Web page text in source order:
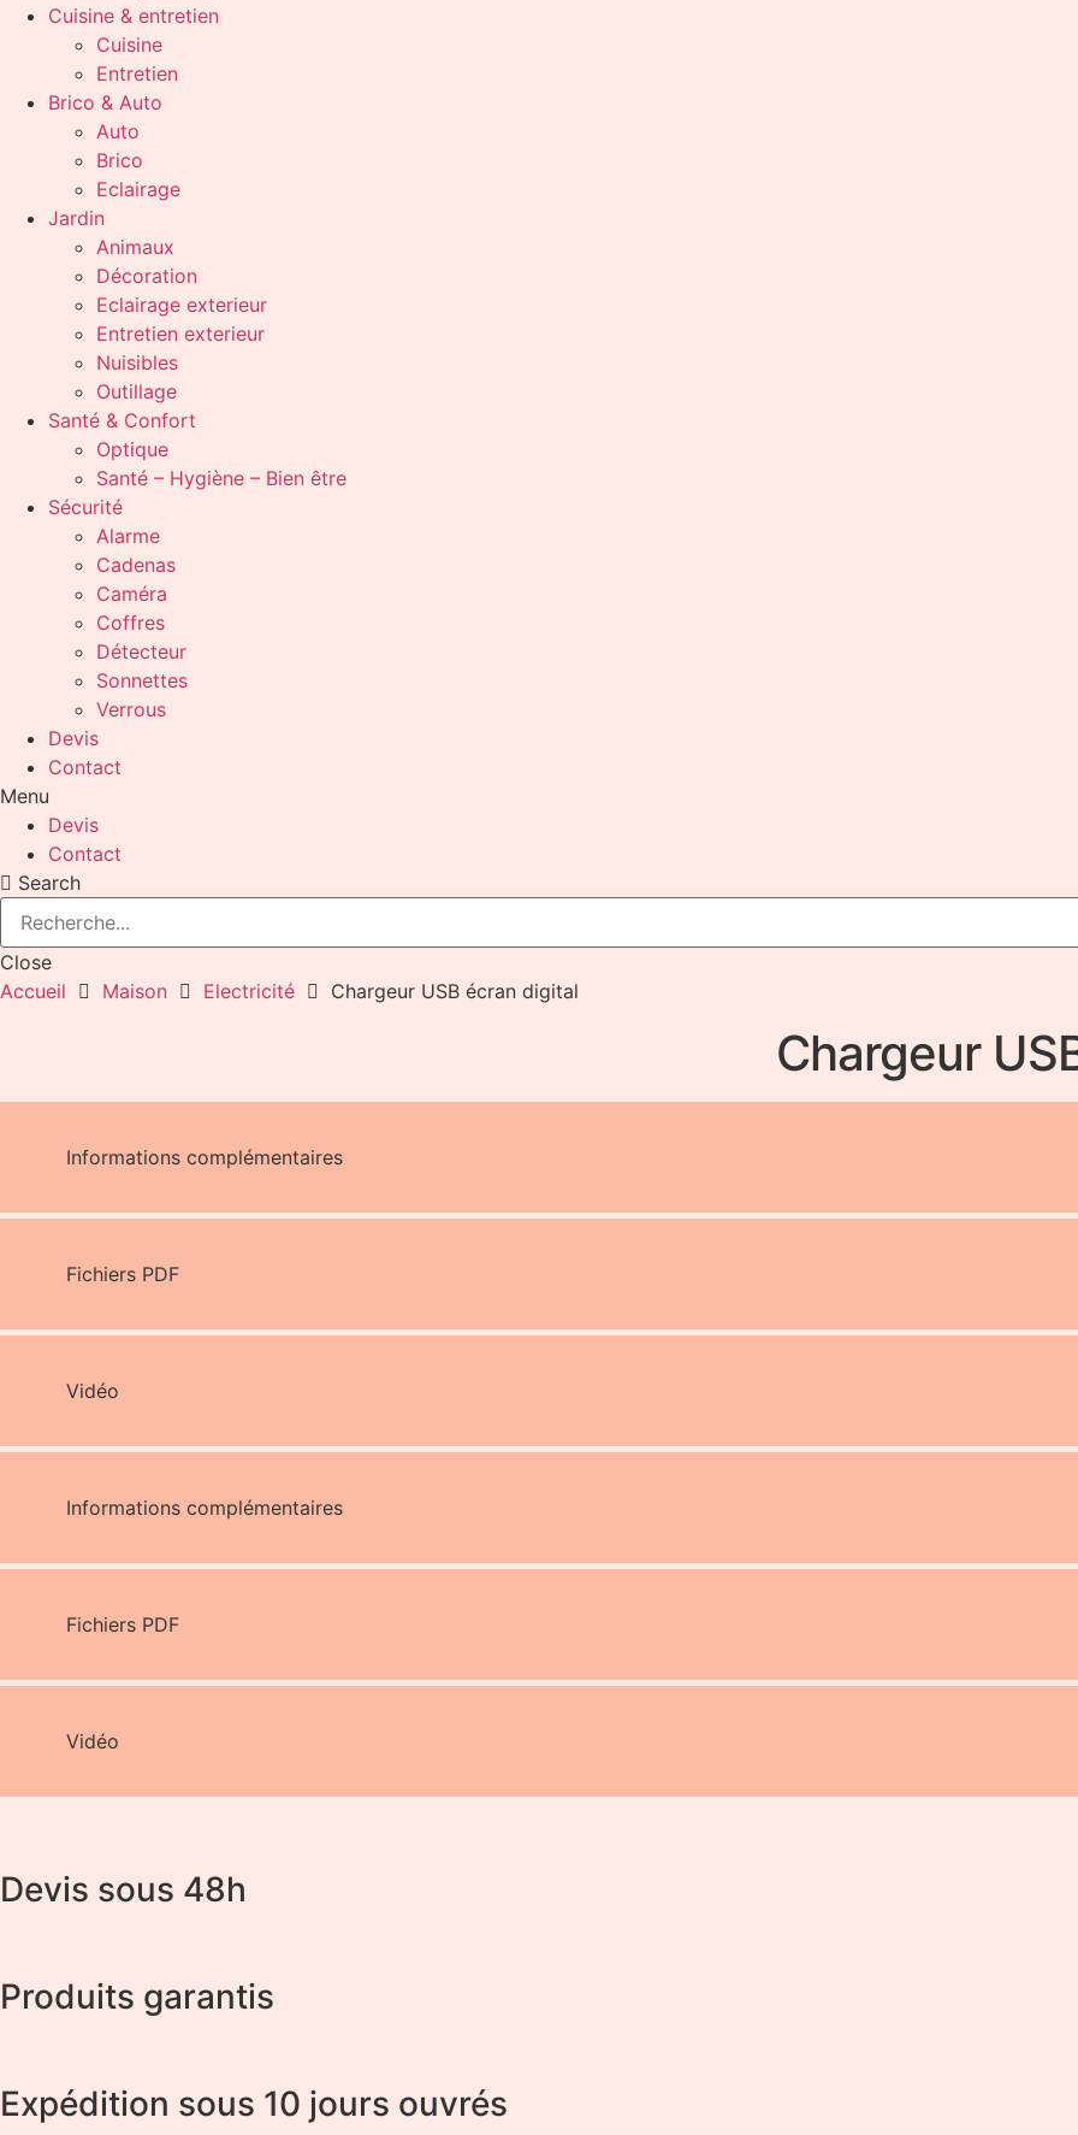
Cuisine & entretien
Cuisine
Entretien
Brico & Auto
Auto
Brico
Eclairage
Jardin
Animaux
Décoration
Eclairage exterieur
Entretien exterieur
Nuisibles
Outillage
Santé & Confort
Optique
Santé – Hygiène – Bien être
Sécurité
Alarme
Cadenas
Caméra
Coffres
Détecteur
Sonnettes
Verrous
Devis
Contact
Menu
Devis
Contact
Search
Close
Accueil
Maison Electricité Chargeur USB écran digital
Chargeur
Informations complémentaires
Fichiers PDF
Vidéo
Informations complémentaires
Fichiers PDF
Vidéo
Devis sous 48h
Produits garantis
Expédition sous 10 jours ouvrés